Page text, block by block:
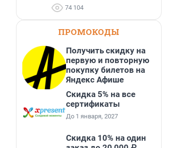
74 104
ПРОМОКОДЫ
Получить скидку на
первую и повторную
покупку билетов на
Яндекс Афише
Скидка 5% на все
сертификаты
До 1 января, 2027
Скидка 10% на один